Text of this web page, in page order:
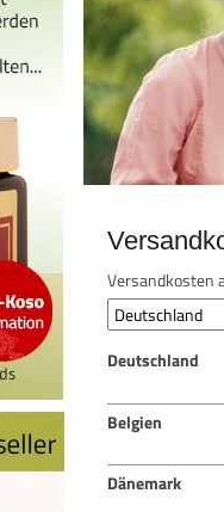
Versandkosten
Deutschland
Belgien
Dänemark